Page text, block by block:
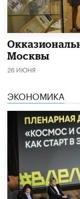
Москвы
26 ИЮНЯ
ЭКОНОМИКА